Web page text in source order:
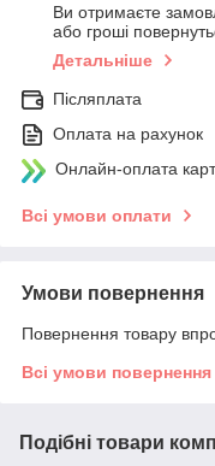
Ви отримаєте
або гроші
Детальніше
Післяплата
Оплата на рахунок
Онлайн-оплата
Всі умови оплати
Умови повернення
Повернення товару
Всі умови повернення
Подібні товари